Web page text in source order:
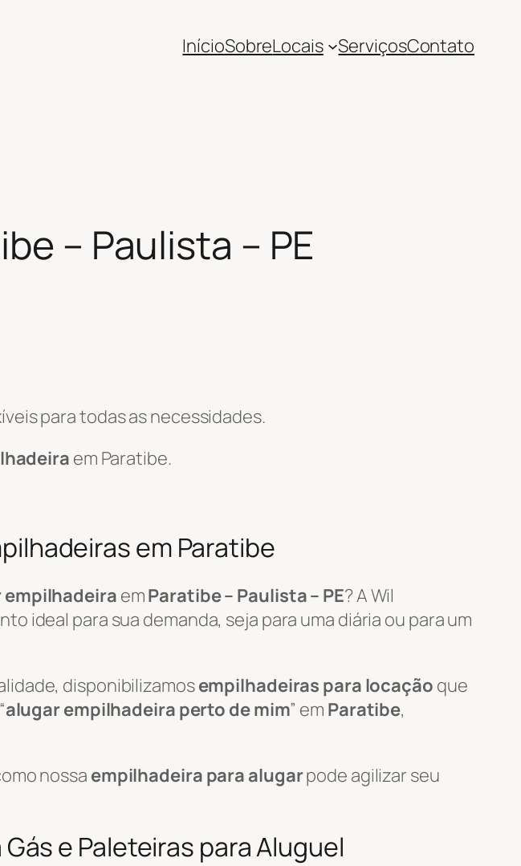
InícioSobreLocais ServiçosContato
– Paulista – PE
para todas as necessidades.
em Paratibe.
em Paratibe
empilhadeiraemParatibe – Paulista – PE? A Wil
ideal para sua demanda, seja para uma diária ou para um
disponibilizamosempilhadeiras para locação que
alugar empilhadeira perto de mim” em Paratibe,
nossa empilhadeira para alugarpode agilizar seu
e Paleteiras para Aluguel